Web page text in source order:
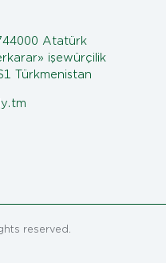
Atatürk
işewürçilik
Türkmenistan
reserved.